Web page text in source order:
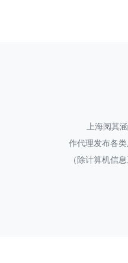
上海阅其
作代理发布各
（除计算机信